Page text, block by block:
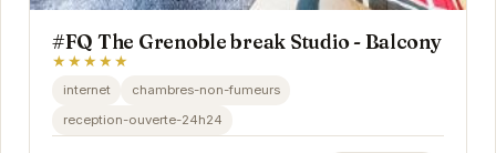
#FQ The Grenoble break Studio - Balcony
★★★★★
internet
chambres-non-fumeurs
reception-ouverte-24h24